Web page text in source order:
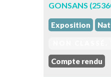
GONSANS
Exposition
Compte rendu